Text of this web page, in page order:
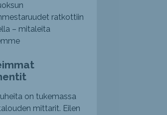
ratkottiin
– mitaleita
on tukemassa
mittarit. Eilen